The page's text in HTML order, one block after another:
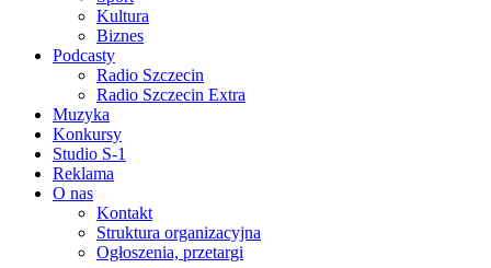
Kultura
Biznes
Podcasty
Radio Szczecin
Radio Szczecin Extra
Muzyka
Konkursy
Studio S-1
Reklama
O nas
Kontakt
Struktura organizacyjna
Ogłoszenia, przetargi